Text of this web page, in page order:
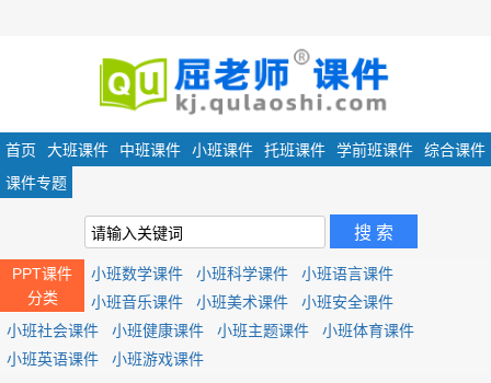
首页 大班课件 中班课件 小班课件 托班课件 学前班课件
综合课件
课件专题
PPT课件
分类
小班数学课件 小班科学课件
小班语言课件
小班音乐课件
小班美术课件
小班安全课件
小班社会课件
小班健康课件 小班主题课件
小班体育课件
小班英语课件
小班游戏课件